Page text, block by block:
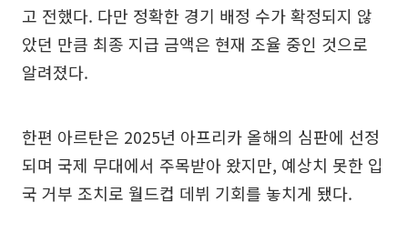
고 전했다. 다만 정확한 경기 배정 수가 확정되지 않
았던 만큼 최종 지급 금액은 현재 조율 중인 것으로
알려졌다.
한편 아르탄은 2025년 아프리카 올해의 심판에 선정
되며 국제 무대에서 주목받아 왔지만, 예상치 못한 입
국 거부 조치로 월드컵 데뷔 기회를 놓치게 됐다.